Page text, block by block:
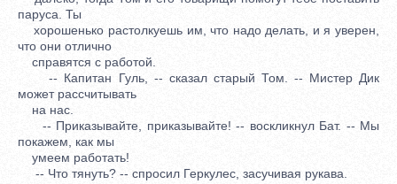
паруса. Ты
хорошенько растолкуешь им, что надо делать, и я уверен,
что они отлично
справятся с работой.
-- Капитан Гуль, -- сказал старый Том. -- Мистер Дик
может рассчитывать
на нас.
-- Приказывайте, приказывайте! -- воскликнул Бат. -- Мы
покажем, как мы
умеем работать!
-- Что тянуть? -- спросил Геркулес, засучивая рукава.